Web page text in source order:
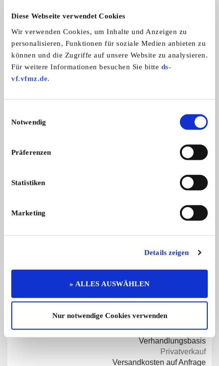
Diese Webseite verwendet Cookies
Wir verwenden Cookies, um Inhalte und Anzeigen zu
personalisieren, Funktionen für soziale Medien anbieten zu
können und die Zugriffe auf unsere Website zu analysieren.
Für weitere Informationen besuchen Sie bitte ds-
vf.vfmz.de.
Notwendig
Präferenzen
Statistiken
Marketing
Details zeigen
» ALLES AUSWÄHLEN
Nur notwendige Cookies verwenden
1963 1964 Cadillac Tacho Radio
1963 und 1964 Cadillac Tacho, Radio
VW T1 Bulli,
Tachometer, 10/56
Hallo, angeboten
Diese Anzeige empfehlen
485 x angesehen
0 x gemerkt
Preis€ 400,-
Verhandlungsbasis
Privatverkauf
Versandkosten auf Anfrage